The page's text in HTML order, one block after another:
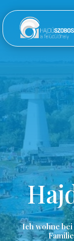
Ich wohne
Familie